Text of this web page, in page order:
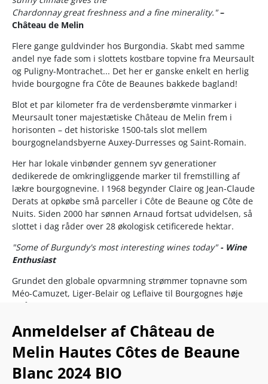
Chardonnay great freshness and a fine minerality."–
Château de Melin
Flere gange guldvinder hos Burgondia. Skabt med samme
andel nye fade som i slottets kostbare topvine fra Meursault
og Puligny-Montrachet... Det her er ganske enkelt en herlig
hvide bourgogne fra Côte de Beaunes bakkede bagland!
Blot et par kilometer fra de verdensberømte vinmarker i
Meursault toner majestætiske Château de Melin frem i
horisonten – det historiske 1500-tals slot mellem
bourgognelandsbyerne Auxey-Durresses og Saint-Romain.
Her har lokale vinbønder gennem syv generationer
dedikerede de omkringliggende marker til fremstilling af
lækre bourgognevine. I 1968 begynder Claire og Jean-Claude
Derats at opkøbe små parceller i Côte de Beaune og Côte de
Nuits. Siden 2000 har sønnen Arnaud fortsat udvidelsen, så
slottet i dag råder over 28 økologisk cetificerede hektar.
"Some of Burgundy's most interesting wines today" - Wine
Enthusiast
Grundet den globale opvarmning strømmer topnavne som
Méo-Camuzet, Liger-Belair og Leflaive til Bourgognes høje
skråninger,
nærmest år for år.
Et perfekt eksempel er denne dugfriske Hautes Côtes de
Beaune Blanc 2024, som Arnaud Derats, sammen med
sønnerne Thomas og Guillaume, i kælderen forkæler efter
Anmeldelser af Château de
Melin Hautes Côtes de Beaune
Blanc 2024 BIO